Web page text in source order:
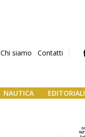
Chi siamo Contatti
NAUTICA EDITORIALI